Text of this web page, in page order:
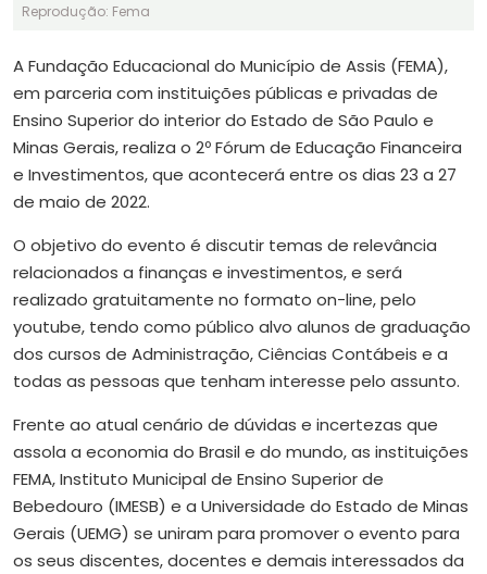
Reprodução: Fema
A Fundação Educacional do Município de Assis (FEMA),
em parceria com instituições públicas e privadas de
Ensino Superior do interior do Estado de São Paulo e
Minas Gerais, realiza o 2º Fórum de Educação Financeira
e Investimentos, que acontecerá entre os dias 23 a 27
de maio de 2022.
O objetivo do evento é discutir temas de relevância
relacionados a finanças e investimentos, e será
realizado gratuitamente no formato on-line, pelo
youtube, tendo como público alvo alunos de graduação
dos cursos de Administração, Ciências Contábeis e a
todas as pessoas que tenham interesse pelo assunto.
Frente ao atual cenário de dúvidas e incertezas que
assola a economia do Brasil e do mundo, as instituições
FEMA, Instituto Municipal de Ensino Superior de
Bebedouro (IMESB) e a Universidade do Estado de Minas
Gerais (UEMG) se uniram para promover o evento para
os seus discentes, docentes e demais interessados da